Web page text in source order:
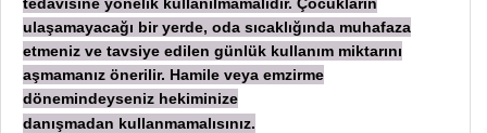
ulaşamayacağı bir yerde, oda sıcaklığında muhafaza
etmeniz ve tavsiye edilen günlük kullanım miktarını
aşmamanız önerilir. Hamile veya emzirme
dönemindeyseniz hekiminize
danışmadan kullanmamalısınız.